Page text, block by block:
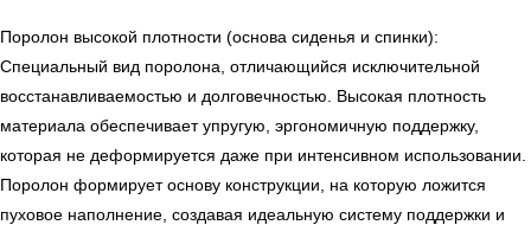
Поролон высокой плотности (основа сиденья и спинки):
Специальный вид поролона, отличающийся исключительной
восстанавливаемостью и долговечностью. Высокая плотность
материала обеспечивает упругую, эргономичную поддержку,
которая не деформируется даже при интенсивном использовании.
Поролон формирует основу конструкции, на которую ложится
пуховое наполнение, создавая идеальную систему поддержки и